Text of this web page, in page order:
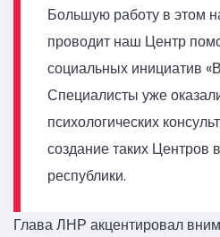
Большую работу в этом
проводит наш Центр
социальных инициатив
Специалисты уже
психологических
создание таких Центров
республики.
Глава ЛНР акцентировал